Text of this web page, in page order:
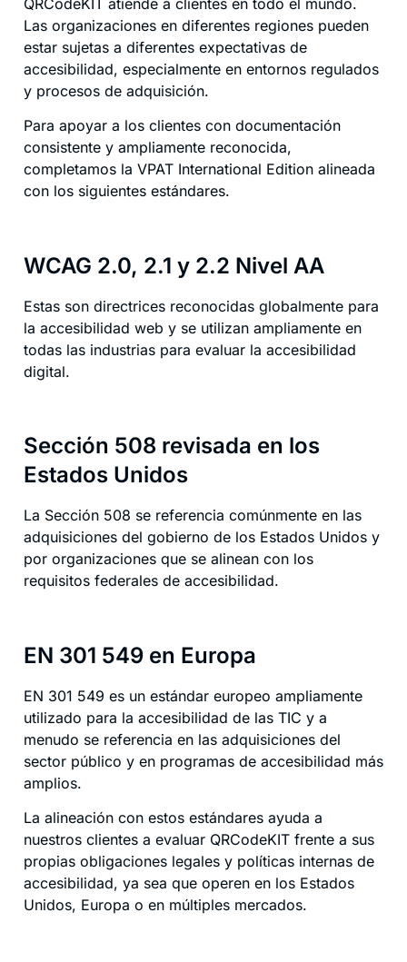
Las organizaciones en diferentes regiones pueden
estar sujetas a diferentes expectativas de
accesibilidad, especialmente en entornos regulados
y procesos de adquisición.
Para apoyar a los clientes con documentación
consistente y ampliamente reconocida,
completamos la VPAT International Edition alineada
con los siguientes estándares.
WCAG 2.0, 2.1 y 2.2 Nivel AA
Estas son directrices reconocidas globalmente para
la accesibilidad web y se utilizan ampliamente en
todas las industrias para evaluar la accesibilidad
digital.
Sección 508 revisada en los
Estados Unidos
La Sección 508 se referencia comúnmente en las
adquisiciones del gobierno de los Estados Unidos y
por organizaciones que se alinean con los
requisitos federales de accesibilidad.
EN 301 549 en Europa
EN 301 549 es un estándar europeo ampliamente
utilizado para la accesibilidad de las TIC y a
menudo se referencia en las adquisiciones del
sector público y en programas de accesibilidad más
amplios.
La alineación con estos estándares ayuda a
nuestros clientes a evaluar QRCodeKIT frente a sus
propias obligaciones legales y políticas internas de
accesibilidad, ya sea que operen en los Estados
Unidos, Europa o en múltiples mercados.